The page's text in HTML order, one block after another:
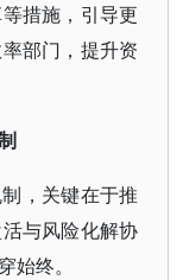
措施，引导更
部门，提升资
，关键在于推
与风险化解协
始终。